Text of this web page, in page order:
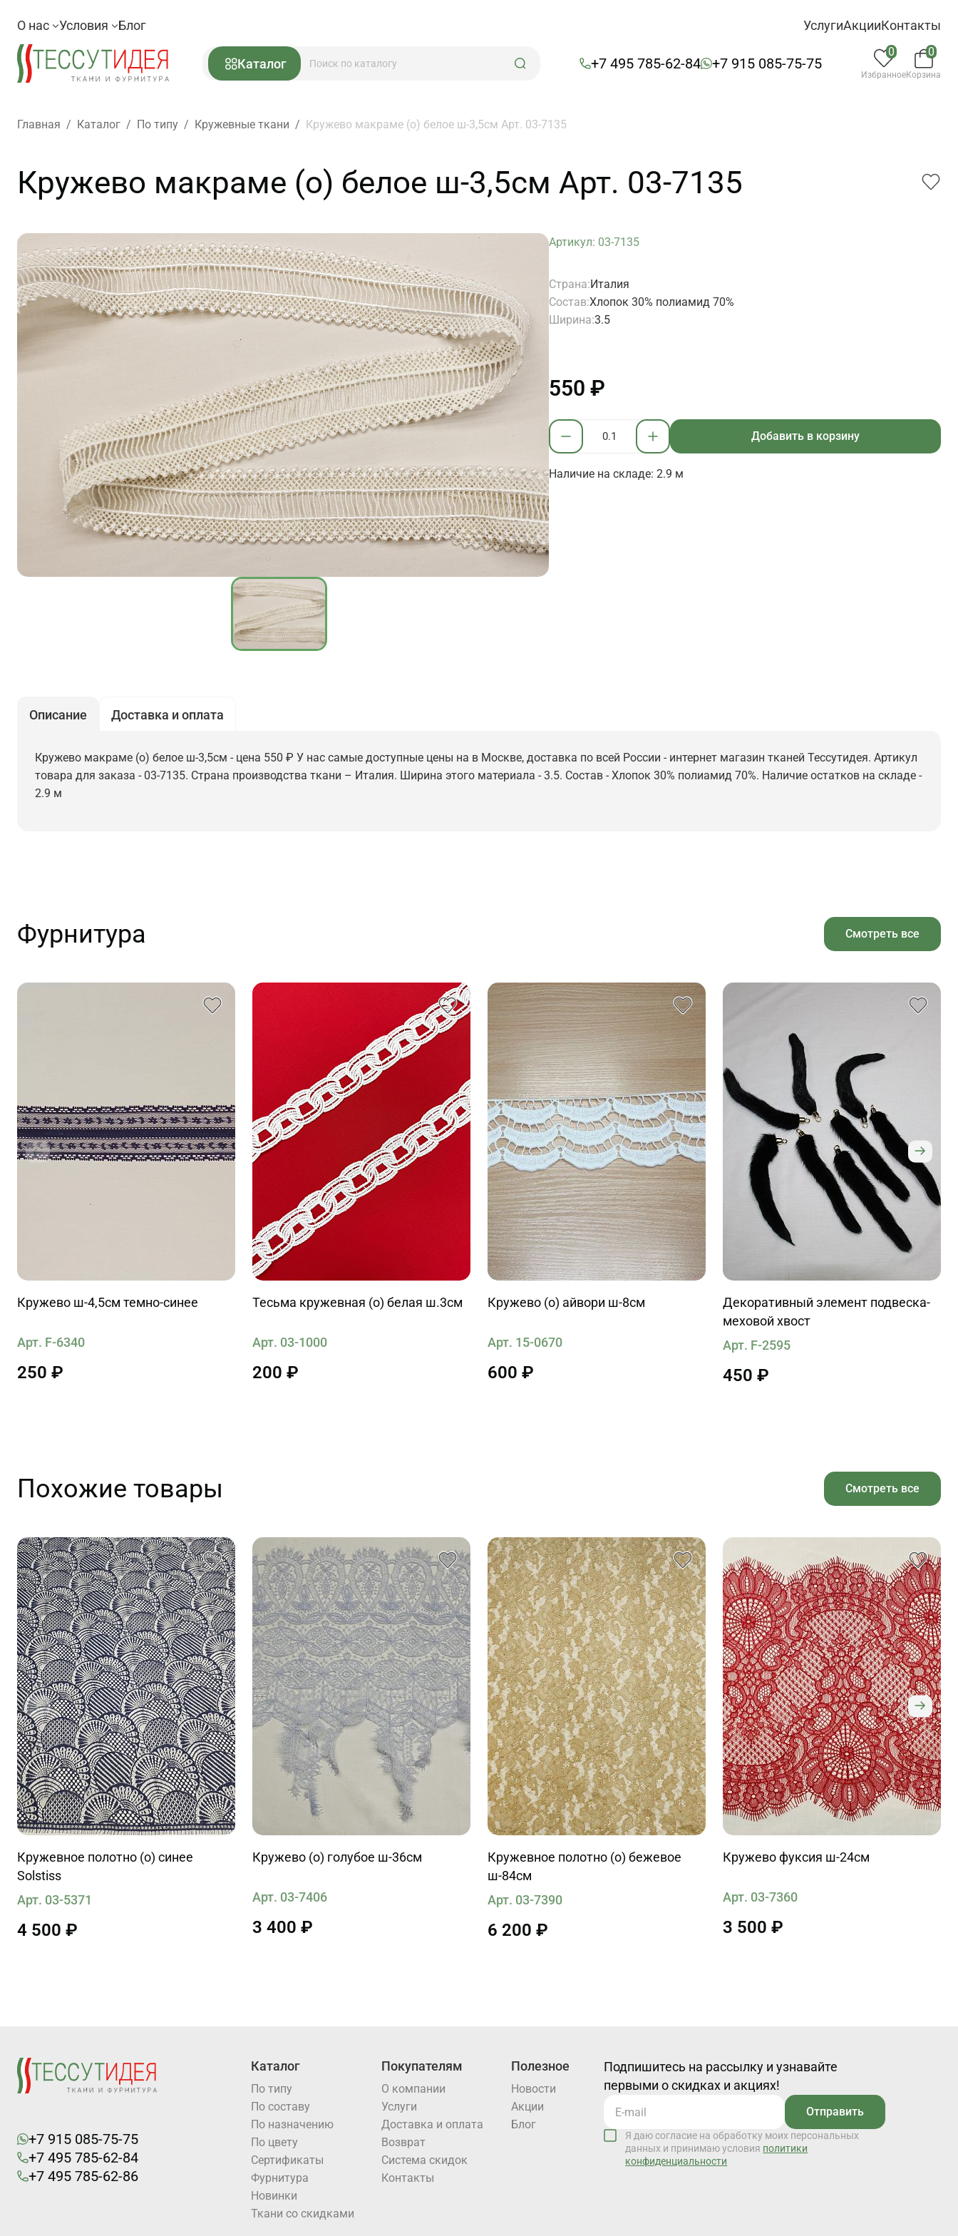
О нас Условия Блог УслугиАкцииКонтакты
Каталог +7 495 785-62-84 +7 915 085-75-75
0
Избранное
0
Корзина
Главная / Каталог / По типу / Кружевные ткани / Кружево макраме (о) белое ш-3,5см Арт. 03-7135
Кружево макраме (о) белое ш-3,5см Арт. 03-7135
Артикул: 03-7135
Страна:Италия
Состав:Хлопок 30% полиамид 70%
Ширина:3.5
550 ₽
Добавить в корзину
Наличие на складе: 2.9 м
Описание Доставка и оплата
Кружево макраме (о) белое ш-3,5см - цена 550 ₽ У нас самые доступные цены на в Москве, доставка по всей России - интернет магазин тканей Тессутидея. Артикул
товара для заказа - 03-7135. Страна производства ткани – Италия. Ширина этого материала - 3.5. Состав - Хлопок 30% полиамид 70%. Наличие остатков на складе -
2.9 м
Фурнитура Смотреть все
Кружево ш-4,5см темно-синее
Арт. F-6340
250 ₽
Тесьма кружевная (о) белая ш.3см
Арт. 03-1000
200 ₽
Кружево (о) айвори ш-8см
Арт. 15-0670
600 ₽
Декоративный элемент подвеска-
меховой хвост
Арт. F-2595
450 ₽
Похожие товары Смотреть все
Кружевное полотно (о) синее
Solstiss
Арт. 03-5371
4 500 ₽
Кружево (о) голубое ш-36см
Арт. 03-7406
3 400 ₽
Кружевное полотно (о) бежевое
ш-84см
Арт. 03-7390
6 200 ₽
Кружево фуксия ш-24см
Арт. 03-7360
3 500 ₽
+7 915 085-75-75
+7 495 785-62-84
+7 495 785-62-86
Каталог
По типу
По составу
По назначению
По цвету
Cертификаты
Фурнитура
Новинки
Ткани со скидками
Покупателям
О компании
Услуги
Доставка и оплата
Возврат
Система скидок
Контакты
Полезное
Новости
Акции
Блог
Подпишитесь на рассылку и узнавайте
первыми о скидках и акциях!
Отправить
Я даю согласие на обработку моих персональных
данных и принимаю условия политики
конфиденциальности